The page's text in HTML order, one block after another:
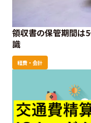
領収書の保管期間は
識
経費・会計